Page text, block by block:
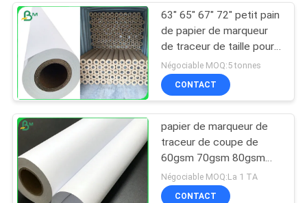
63" 65" 67" 72" petit pain
de papier de marqueur
de traceur de taille pour
la pâte de bois du
vêtement 55g 60g 65g
Négociable MOQ:5 tonnes
CONTACT
papier de marqueur de
traceur de coupe de
60gsm 70gsm 80gsm
pour l'imprimante de
traceur de graphtec
Négociable MOQ:La 1 TA
CONTACT